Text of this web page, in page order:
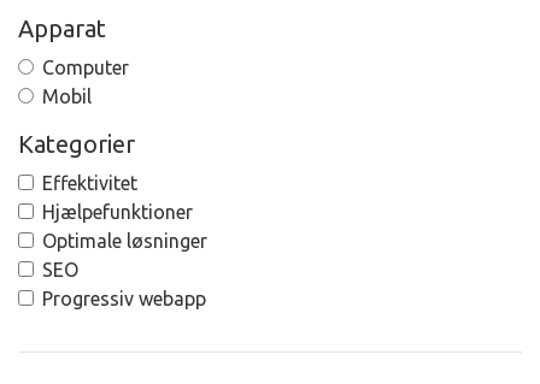
Apparat
Computer
Mobil
Kategorier
Effektivitet
Hjælpefunktioner
Optimale løsninger
SEO
Progressiv webapp